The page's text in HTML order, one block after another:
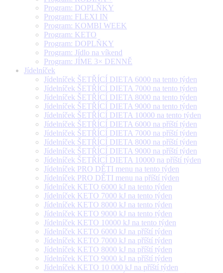
Program: DOPLŇKY
Program: FLEXI IN
Program: KOMBI WEEK
Program: KETO
Program: DOPLŇKY
Program: Jídlo na víkend
Program: JÍME 3× DENNĚ
Jídelníček
Jídelníček ŠETŘÍCÍ DIETA 6000 na tento týden
Jídelníček ŠETŘÍCÍ DIETA 7000 na tento týden
Jídelníček ŠETŘÍCÍ DIETA 8000 na tento týden
Jídelníček ŠETŘÍCÍ DIETA 9000 na tento týden
Jídelníček ŠETŘÍCÍ DIETA 10000 na tento týden
Jídelníček ŠETŘÍCÍ DIETA 6000 na příští týden
Jídelníček ŠETŘÍCÍ DIETA 7000 na příští týden
Jídelníček ŠETŘÍCÍ DIETA 8000 na příští týden
Jídelníček ŠETŘÍCÍ DIETA 9000 na příští týden
Jídelníček ŠETŘÍCÍ DIETA 10000 na příští týden
Jídelníček PRO DĚTI menu na tento týden
Jídelníček PRO DĚTI menu na příští týden
Jídelníček KETO 6000 kJ na tento týden
Jídelníček KETO 7000 kJ na tento týden
Jídelníček KETO 8000 kJ na tento týden
Jídelníček KETO 9000 kJ na tento týden
Jídelníček KETO 10000 kJ na tento týden
Jídelníček KETO 6000 kJ na příští týden
Jídelníček KETO 7000 kJ na příští týden
Jídelníček KETO 8000 kJ na příští týden
Jídelníček KETO 9000 kJ na příští týden
Jídelníček KETO 10 000 kJ na příští týden